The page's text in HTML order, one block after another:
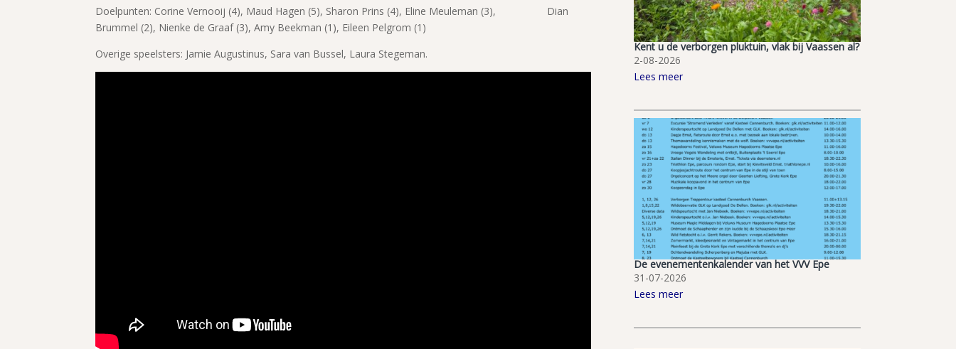
Doelpunten: Corine Vernooij (4), Maud Hagen (5), Sharon Prins (4), Eline Meuleman (3), Dian
Brummel (2), Nienke de Graaf (3), Amy Beekman (1), Eileen Pelgrom (1)
Overige speelsters: Jamie Augustinus, Sara van Bussel, Laura Stegeman.
Kent u de verborgen pluktuin, vlak bij Vaassen al?
2-08-2026
Lees meer
De evenementenkalender van het VVV Epe
31-07-2026
Lees meer